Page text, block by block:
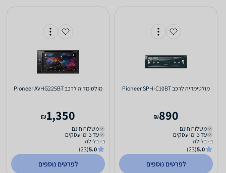
מולטימדיה לרכב Pioneer SPH-C10BT
890
₪
משלוח חינם
עד 3 ימי עסקים
ב- בלילה
5.0
(23)
לפרטים נוספים
מולטימדיה לרכב Pioneer AVHG225BT
1,350
₪
משלוח חינם
עד 3 ימי עסקים
ב- בלילה
5.0
(23)
לפרטים נוספים